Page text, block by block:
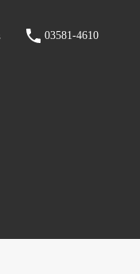
03581-4610
03581-4610